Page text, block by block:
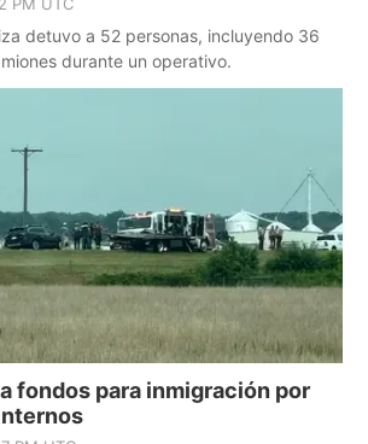
detuvo a 52 personas, incluyendo 36
durante un operativo.
fondos para inmigración por